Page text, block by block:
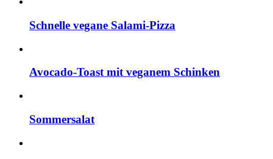
Schnelle vegane Salami-Pizza
Avocado-Toast mit veganem Schinken
Sommersalat